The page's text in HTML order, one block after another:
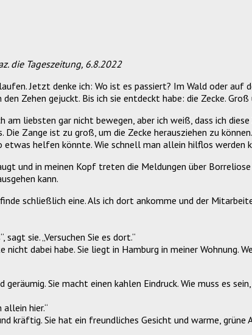
die Tageszeitung, 6.8.2022
Jetzt denke ich: Wo ist es passiert? Im Wald oder
Zehen gejuckt. Bis ich sie entdeckt habe: die Zecke.
liebsten gar nicht bewegen, aber ich weiß, dass ich
Die Zange ist zu groß, um die Zecke herausziehen zu können.
etwas helfen könnte. Wie schnell man allein hilflos werden
und in meinen Kopf treten die Meldungen über
kann.
schließlich eine. Als ich dort ankomme und der
sie. „Versuchen Sie es dort.“
dabei habe. Sie liegt in Hamburg in meiner Wohnung.
Sie macht einen kahlen Eindruck. Wie muss es
hier.“
kräftig. Sie hat ein freundliches Gesicht und warme, grüne